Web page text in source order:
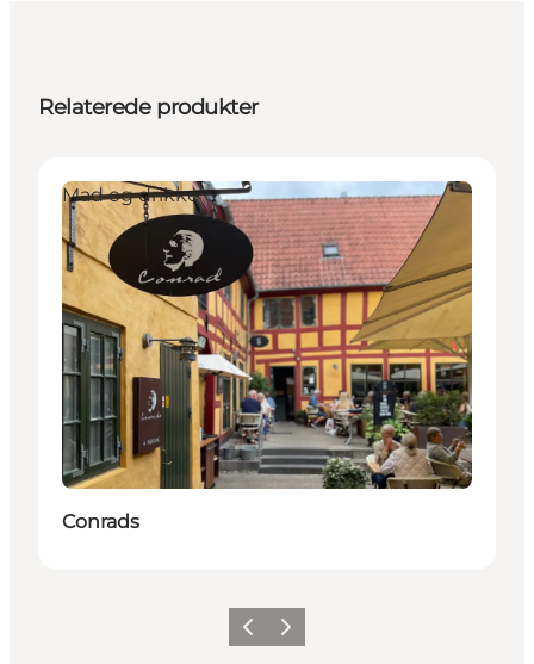
Relaterede produkter
Mad og drikke
Conrads
ForrigeNæste